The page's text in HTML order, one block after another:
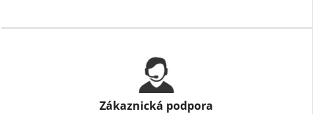
Zákaznická podpora